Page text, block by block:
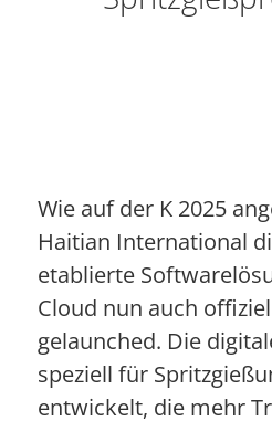
Wie auf der K 2025
Haitian International
etablierte
Cloud nun auch
gelaunched. Die
speziell für
entwickelt, die mehr